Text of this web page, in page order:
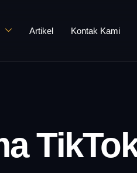
Artikel Kontak Kami